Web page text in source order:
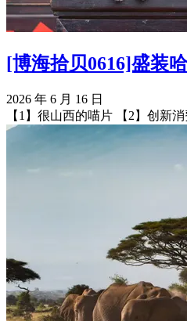
[博海拾贝0616]盛装
2026 年 6 月 16 日
【1】很山西的喵片 【2】创新